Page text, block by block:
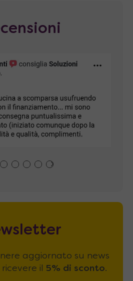
aggiornato su news
il 5% di sconto.